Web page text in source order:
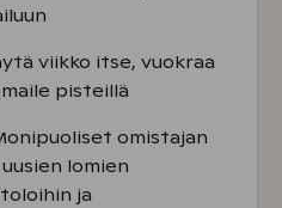
viikko itse, vuokraa
pisteillä
omistajan
lomien
ja